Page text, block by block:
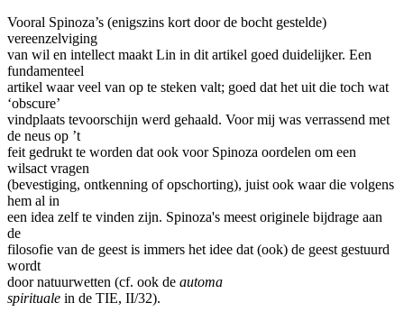
Vooral Spinoza’s (enigszins kort door de bocht gestelde)
vereenzelviging
van wil en intellect maakt Lin in dit artikel goed duidelijker. Een
fundamenteel
artikel waar veel van op te steken valt; goed dat het uit die toch wat
‘obscure’
vindplaats tevoorschijn werd gehaald. Voor mij was verrassend met
de neus op ’t
feit gedrukt te worden dat ook voor Spinoza oordelen om een
wilsact vragen
(bevestiging, ontkenning of opschorting), juist ook waar die volgens
hem al in
een idea zelf te vinden zijn. Spinoza's meest originele bijdrage aan
de
filosofie van de geest is immers het idee dat (ook) de geest gestuurd
wordt
door natuurwetten (cf. ook de automa
spirituale in de TIE, II/32).